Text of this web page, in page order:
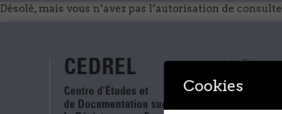
Désolé, mais vous n’avez pas l’autorisation de
Suivez-
Cookies